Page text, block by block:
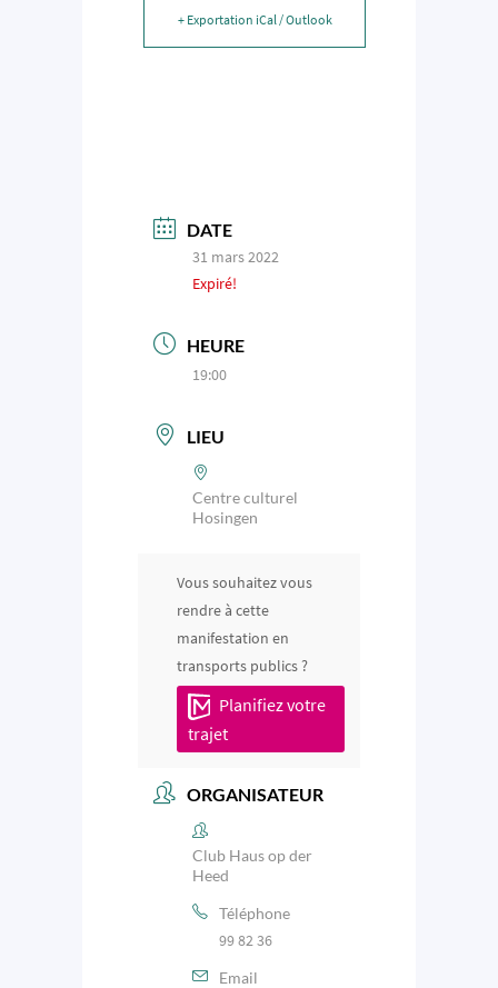
+ Exportation iCal / Outlook
DATE
31 mars 2022
Expiré!
HEURE
19:00
LIEU
Centre culturel
Hosingen
Vous souhaitez vous
rendre à cette
manifestation en
transports publics ?
Planifiez votre
trajet
ORGANISATEUR
Club Haus op der
Heed
Téléphone
99 82 36
Email